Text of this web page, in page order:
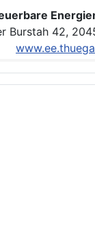
Burstah 42,